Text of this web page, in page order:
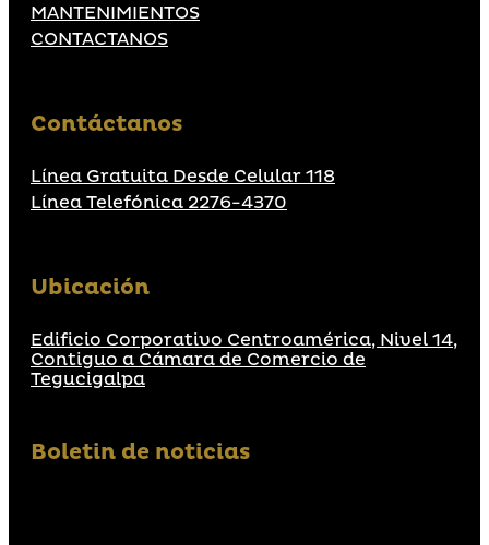
MANTENIMIENTOS
CONTACTANOS
Contáctanos
Línea Gratuita Desde Celular 118
Línea Telefónica 2276-4370
Ubicación
Edificio Corporativo Centroamérica, Nivel 14,
Contiguo a Cámara de Comercio de
Tegucigalpa
Boletin de noticias